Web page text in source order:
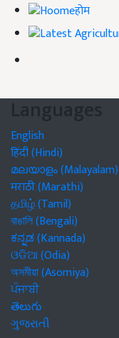
होम
Languages
English
हिंदी (Hindi)
മലയാളം (Malayalam)
मराठी (Marathi)
தமிழ் (Tamil)
বাঙালি (Bengali)
ಕನ್ನಡ (Kannada)
ଓଡିଆ (Odia)
অসমীয়া (Asomiya)
ਪੰਜਾਬੀ
తెలుగు
ગુજરાતી